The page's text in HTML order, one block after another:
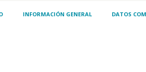
INFORMACIÓN GENERAL DATOS